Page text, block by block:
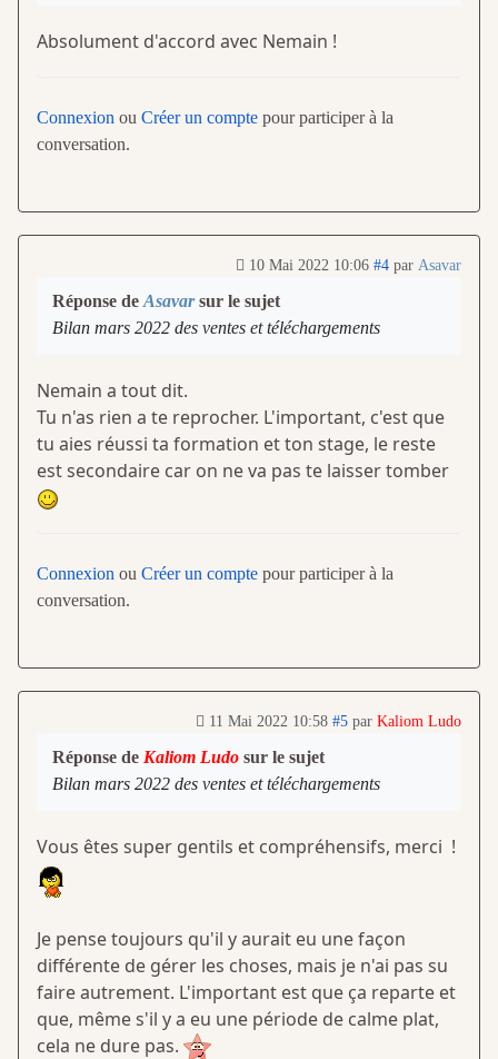
Absolument d'accord avec Nemain !
Connexion ou Créer un compte pour participer à la
conversation.
10 Mai 2022 10:06 #4 par Asavar
Réponse de Asavarsur le sujet
Bilan mars 2022 des ventes et téléchargements
Nemain a tout dit.
Tu n'as rien a te reprocher. L'important, c'est que
tu aies réussi ta formation et ton stage, le reste
est secondaire car on ne va pas te laisser tomber
Connexion ou Créer un compte pour participer à la
conversation.
11 Mai 2022 10:58 #5 par Kaliom Ludo
Réponse de Kaliom Ludo sur le sujet
Bilan mars 2022 des ventes et téléchargements
Vous êtes super gentils et compréhensifs, merci !
Je pense toujours qu'il y aurait eu une façon
différente de gérer les choses, mais je n'ai pas su
faire autrement. L'important est que ça reparte et
que, même s'il y a eu une période de calme plat,
cela ne dure pas.